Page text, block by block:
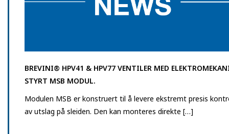
BREVINI® HPV41 & HPV77 VENTILER MED
STYRT MSB MODUL.
Modulen MSB er konstruert til å levere ekstremt presis
av utslag på sleiden. Den kan monteres direkte […]